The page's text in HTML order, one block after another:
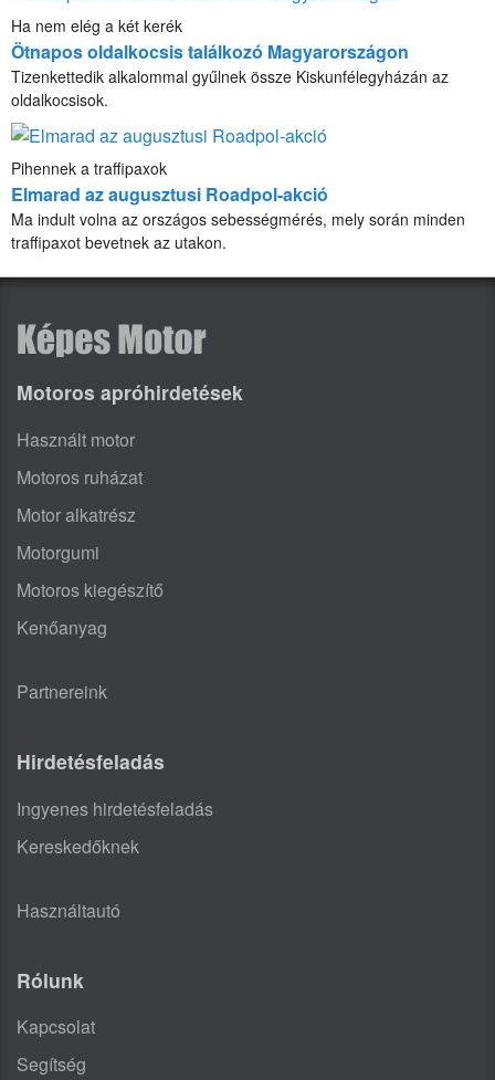
Ha nem elég a két kerék
Ötnapos oldalkocsis találkozó Magyarországon
Tizenkettedik alkalommal gyűlnek össze Kiskunfélegyházán az
oldalkocsisok.
Pihennek a traffipaxok
Elmarad az augusztusi Roadpol-akció
Ma indult volna az országos sebességmérés, mely során minden
traffipaxot bevetnek az utakon.
Motoros apróhirdetések
Használt motor
Motoros ruházat
Motor alkatrész
Motorgumi
Motoros kiegészítő
Kenőanyag
Partnereink
Hirdetésfeladás
Ingyenes hirdetésfeladás
Kereskedőknek
Használtautó
Rólunk
Kapcsolat
Segítség